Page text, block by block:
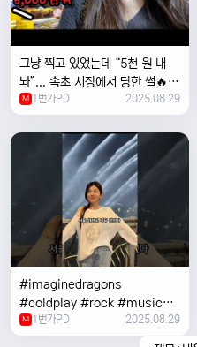
그냥 찍고 있었는데 “5천 원 내
놔”... 속초 시장에서 당한 썰🔥
M 1번가PD 2025.08.29
#imaginedragons
#coldplay #rock #music
#concert
M 1번가PD 2025.08.29